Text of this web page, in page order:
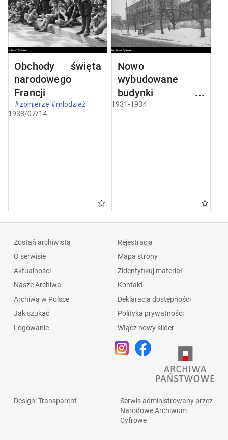
Obchody święta
narodowego
Francji
#żołnierze #młodzież
1938/07/14
Nowo
wybudowane
budynki w
Częstochowie
1931-1934
Zostań archiwistą
O serwisie
Aktualności
Nasze Archiwa
Archiwa w Polsce
Jak szukać
Logowanie
Rejestracja
Mapa strony
Zidentyfikuj materiał
Kontakt
Deklaracja dostępności
Polityka prywatności
Włącz nowy slider
Design: Transparent
Serwis administrowany przez
Narodowe Archiwum
Cyfrowe